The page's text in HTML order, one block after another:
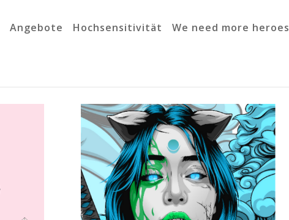
Angebote Hochsensitivität We need more heroes